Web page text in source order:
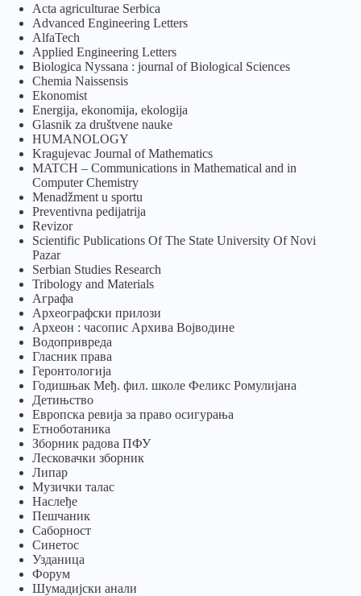
Acta agriculturae Serbica
Advanced Engineering Letters
AlfaTech
Applied Engineering Letters
Biologica Nyssana : journal of Biological Sciences
Chemia Naissensis
Ekonomist
Energija, ekonomija, ekologija
Glasnik za društvene nauke
HUMANOLOGY
Kragujevac Journal of Mathematics
MATCH – Communications in Mathematical and in
Computer Chemistry
Menadžment u sportu
Preventivna pedijatrija
Revizor
Scientific Publications Of The State University Of Novi
Pazar
Serbian Studies Research
Tribology and Materials
Аграфа
Археографски прилози
Археон : часопис Архива Војводине
Водопривреда
Гласник права
Геронтологија
Годишњак Међ. фил. школе Феликс Ромулијана
Детињство
Европска ревија за право осигурања
Eтноботаника
Зборник радова ПФУ
Лесковачки зборник
Липар
Музички талас
Наслеђе
Пешчаник
Саборност
Синетос
Узданица
Форум
Шумадијски анали